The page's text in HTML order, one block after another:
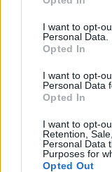
I want to opt-
Personal Data.
Opted In
I want to opt-
Personal Data
Opted In
I want to opt-
Retention,
Personal Data
Purposes for
Opted Out
Compositor
obra ao